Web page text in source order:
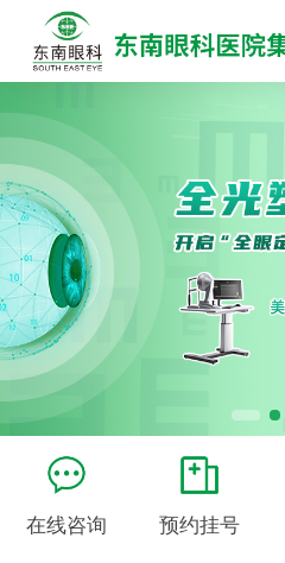
在线咨询 预约挂号